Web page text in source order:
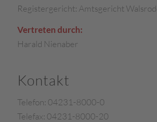
Registergericht: Amtsgericht
Vertreten durch:
Harald Nienaber
Kontakt
Telefon: 04231-8000-0
Telefax: 04231-8000-20